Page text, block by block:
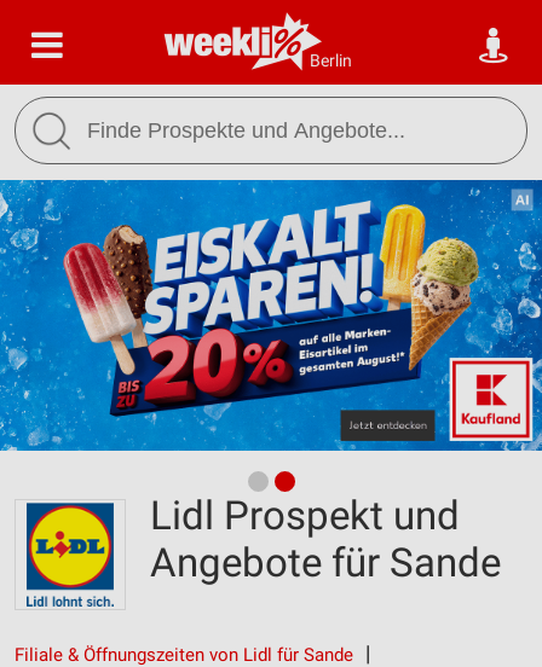
Berlin
Lidl Prospekt und
Angebote für Sande
Filiale & Öffnungszeiten von Lidl für Sande